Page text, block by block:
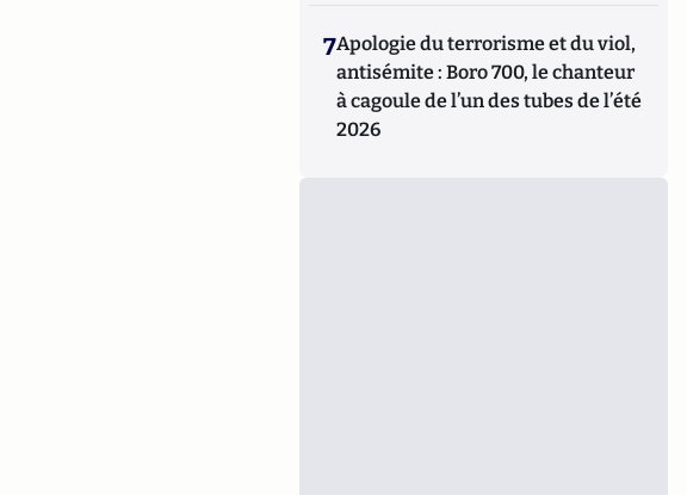
7Apologie du terrorisme et du viol,
antisémite : Boro 700, le chanteur
à cagoule de l’un des tubes de l’été
2026